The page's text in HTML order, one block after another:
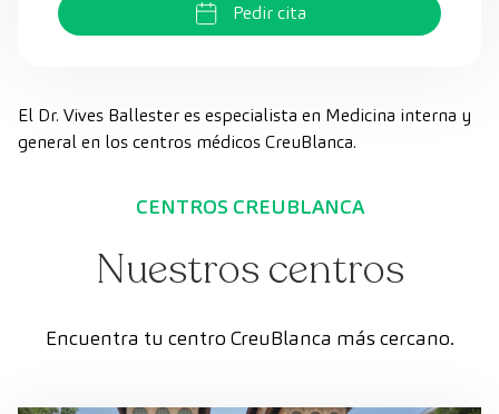
Pedir cita
El Dr. Vives Ballester es especialista en Medicina interna y
general en los centros médicos CreuBlanca.
CENTROS CREUBLANCA
Nuestros centros
Encuentra tu centro CreuBlanca más cercano.